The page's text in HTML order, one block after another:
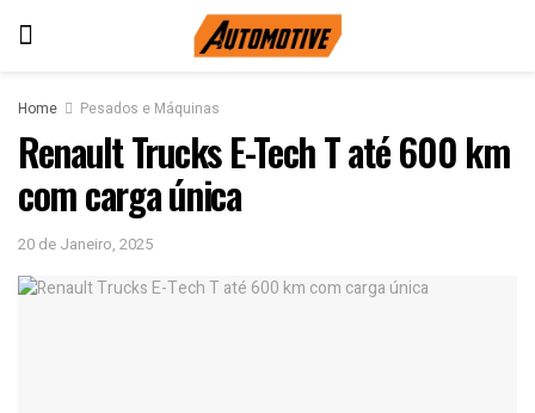
Home Pesados e Máquinas
Renault Trucks E-Tech T até 600 km
com carga única
20 de Janeiro, 2025